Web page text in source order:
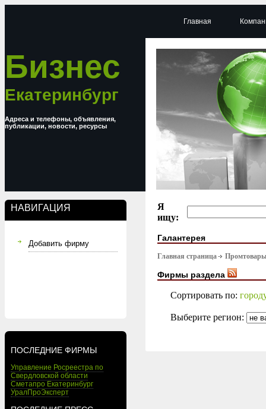
Бизнес
Екатеринбург
Адреса и телефоны, объявления,
публикации, новости, ресурсы
НАВИГАЦИЯ
Добавить фирму
ПОСЛЕДНИЕ ФИРМЫ
Управление Росреестра по
Свердловской области
Сметапро Екатеринбург
УралПроЭксперт
Главная
Я
ищу:
Галантерея
Главная страница Промтовары
Фирмы раздела
Сортировать по:
Выберите регион: